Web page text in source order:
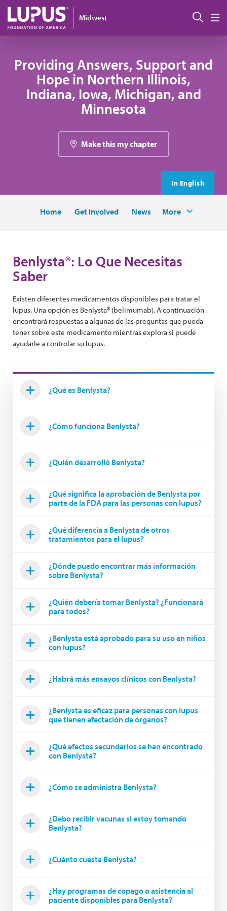
Pasar al contenido principal
Midwest
Providing Answers, Support and
Hope in Northern Illinois,
Indiana, Iowa, Michigan, and
Minnesota
Make this my chapter
In English
Home Get Involved News More
Benlysta®: Lo Que Necesitas
Saber
Existen diferentes medicamentos disponibles para tratar el
lupus. Una opción es Benlysta® (belimumab). A continuación
encontrará respuestas a algunas de las preguntas que pueda
tener sobre este medicamento mientras explora si puede
ayudarle a controlar su lupus.
¿Qué es Benlysta?
¿Cómo funciona Benlysta?
¿Quién desarrolló Benlysta?
¿Qué significa la aprobación de Benlysta por
parte de la FDA para las personas con lupus?
¿Qué diferencia a Benlysta de otros
tratamientos para el lupus?
¿Dónde puedo encontrar más información
sobre Benlysta?
¿Quién debería tomar Benlysta? ¿Funcionará
para todos?
¿Benlysta está aprobado para su uso en niños
con lupus?
¿Habrá más ensayos clínicos con Benlysta?
¿Benlysta es eficaz para personas con lupus
que tienen afectación de órganos?
¿Qué efectos secundarios se han encontrado
con Benlysta?
¿Cómo se administra Benlysta?
¿Debo recibir vacunas si estoy tomando
Benlysta?
¿Cuánto cuesta Benlysta?
¿Hay programas de copago o asistencia al
paciente disponibles para Benlysta?